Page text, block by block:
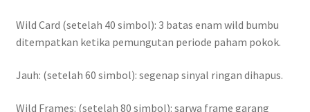
Wild Card (setelah 40 simbol): 3 batas enam wild bumbu
ditempatkan ketika pemungutan periode paham pokok.
Jauh: (setelah 60 simbol): segenap sinyal ringan dihapus.
Wild Frames: (setelah 80 simbol): sarwa frame garang